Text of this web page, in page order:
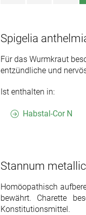
Spigelia
Für das Wurmkraut
entzündliche und
Ist enthalten in:
Habstal-Cor N
Stannum
Homöopathisch
bewährt. Charette
Konstitutionsmittel.